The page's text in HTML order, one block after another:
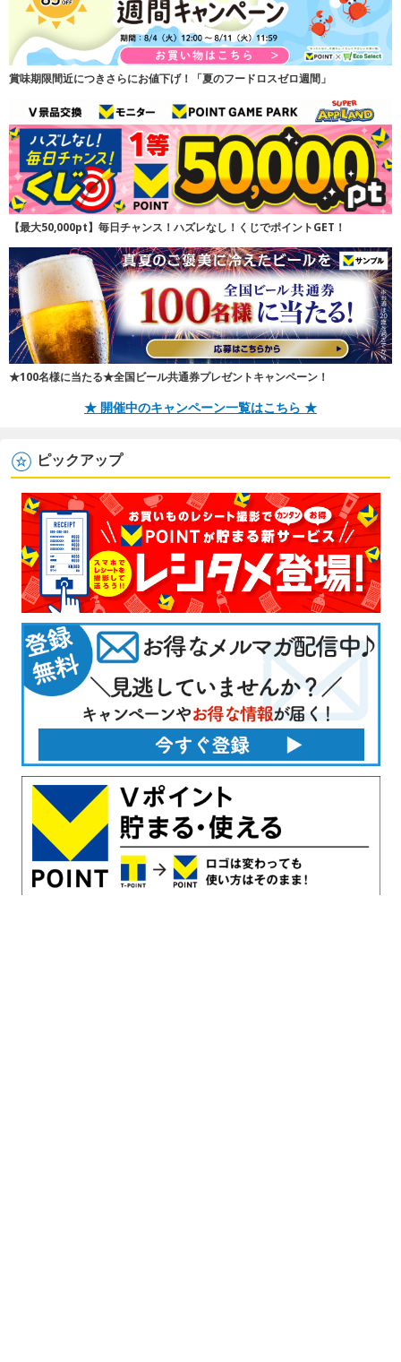
賞味期限間近につきさらにお値下げ！「夏のフードロスゼロ週間」
【最大50,000pt】毎日チャンス！ハズレなし！くじでポイントGET！
★100名様に当たる★全国ビール共通券プレゼントキャンペーン！
★ 開催中のキャンペーン一覧はこちら ★
ピックアップ